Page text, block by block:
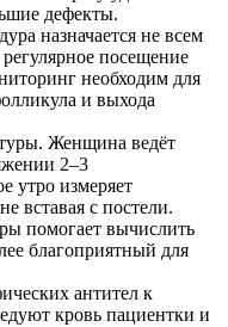
дефекты.
назначается не всем
посещение
необходим для
и выхода
Женщина ведёт
2–3
утро измеряет
вставая с постели.
помогает вычислить
благоприятный для
антител к
кровь пациентки и